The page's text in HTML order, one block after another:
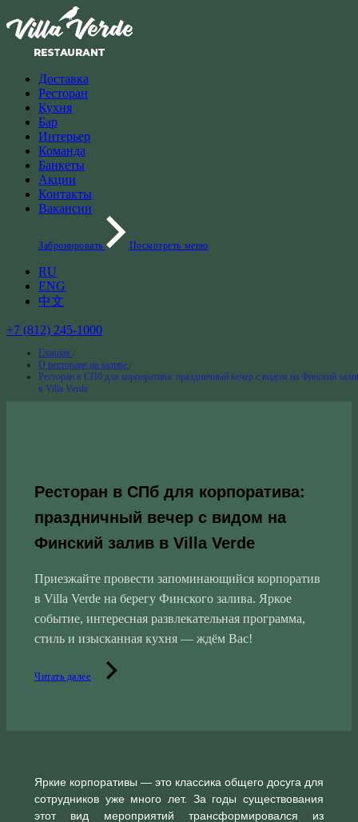
Доставка
Ресторан
Кухня
Бар
Интерьер
Команда
Банкеты
Акции
Контакты
Вакансии
Забронировать Посмотреть меню
RU
ENG
中文
+7 (812) 245-1000
Главная
О ресторане на заливе
Ресторан в СПб для корпоратива: праздничный вечер с видом на Финский
в Villa Verde
Ресторан в СПб для корпоратива:
праздничный вечер с видом на
Финский залив в Villa Verde
Приезжайте провести запоминающийся корпоратив
в Villa Verde на берегу Финского залива. Яркое
событие, интересная развлекательная программа,
стиль и изысканная кухня — ждём Вас!
Читать далее
Яркие корпоративы — это классика общего досуга для
сотрудников уже много лет. За годы существования
этот вид мероприятий трансформировался из